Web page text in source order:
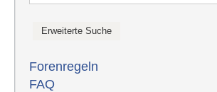
Forenregeln
FAQ